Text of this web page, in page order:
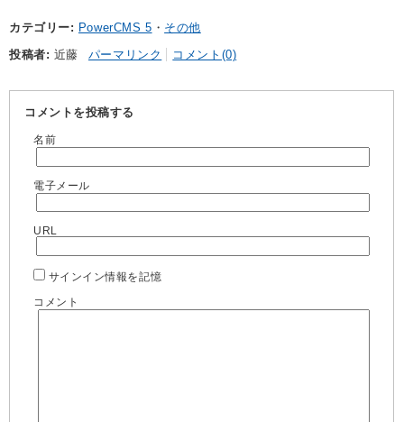
カテゴリー PowerCMS 5
その他
投稿者
近藤 パーマリンク コメント(0)
コメントを投稿する
名前
電子メール
URL
サインイン情報を記憶
コメント